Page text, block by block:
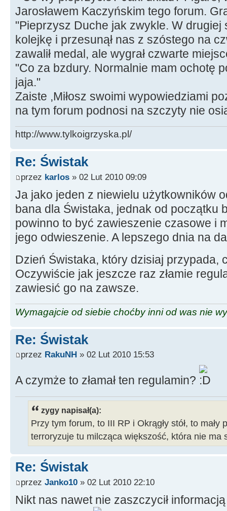
Jarosławem Kaczyńskim tego forum.
"Pieprzysz Duche jak zwykle. W drugiej
kolejkę i przesunął nas z szóstego na
zawalił medal, ale wygrał czwarte
"Co za bzdury. Normalnie mam ochotę
jaja."
Zaiste ,Miłosz swoimi wypowiedziami
na tym forum podnosi na szczyty nie
http://www.tylkoigrzyska.pl/
Re: Świstak
przez karlos » 02 Lut 2010 09:09
Ja jako jeden z niewielu użytkowników
bana dla Świstaka, jednak od początku
powinno to być zawieszenie czasowe i
jego odwieszenie. A lepszego dnia na
Dzień Świstaka, który dzisiaj przypada,
Oczywiście jak jeszcze raz złamie
zawiesić go na zawsze.
Wymagajcie od siebie choćby inni od was nie
Re: Świstak
przez RakuNH » 02 Lut 2010 15:53
A czymże to złamał ten regulamin?
zygy napisał(a):
Przy tym forum, to III RP i Okrągły stół, to
terroryzuje tu milcząca większość, która nie ma
Re: Świstak
przez Janko10 » 02 Lut 2010 22:10
Nikt nas nawet nie zaszczycił